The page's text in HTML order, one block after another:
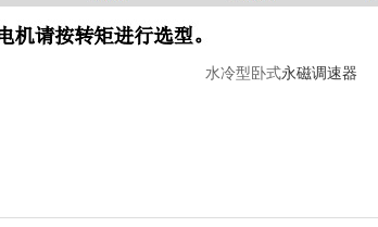
水冷型卧式永磁调速器